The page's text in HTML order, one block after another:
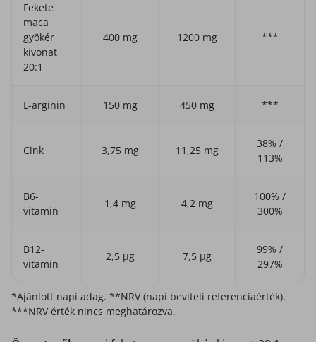
Fekete
maca
gyökér
kivonat
20:1
400 mg 1200 mg ***
L-arginin 150 mg 450 mg ***
Cink 3,75 mg 11,25 mg
38% /
113%
B6-
vitamin
1,4 mg 4,2 mg
100% /
300%
B12-
vitamin
2,5 µg 7,5 µg
99% /
297%
*Ajánlott napi adag. **NRV (napi beviteli referenciaérték).
***NRV érték nincs meghatározva.